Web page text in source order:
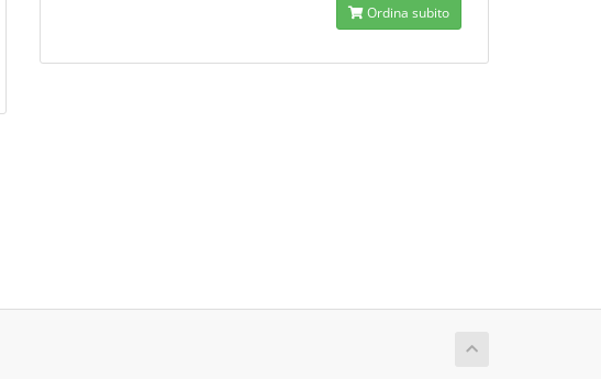
Ordina subito